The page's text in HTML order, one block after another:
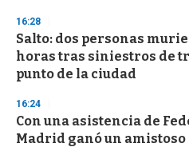
16:28
Salto: dos personas
horas tras siniestros de
punto de la ciudad
16:24
Con una asistencia de
Madrid ganó un